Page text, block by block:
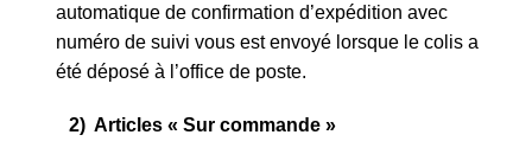
automatique de confirmation d’expédition avec
numéro de suivi vous est envoyé lorsque le colis a
été déposé à l’office de poste.
2) Articles « Sur commande »